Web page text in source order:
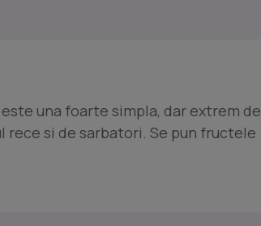
este una foarte simpla, dar extrem de
si de sarbatori. Se pun fructele